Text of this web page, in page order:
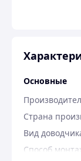
Основные
Страна
Вид
Способ